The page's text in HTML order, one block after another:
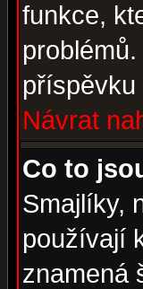
funkce,
příspěvku
Návrat
Co to
Smajlíky,
používají
znamená